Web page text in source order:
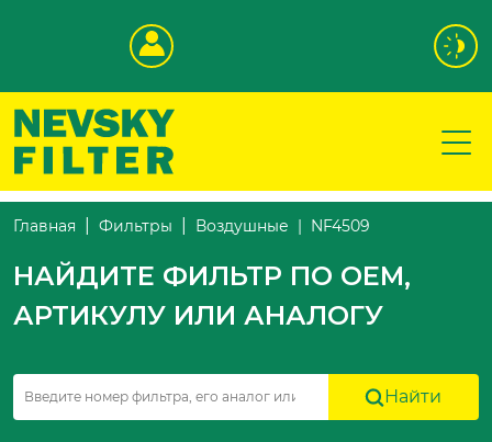
Главная Фильтры Воздушные NF4509
НАЙДИТЕ ФИЛЬТР ПО OEM,
АРТИКУЛУ ИЛИ АНАЛОГУ
Найти